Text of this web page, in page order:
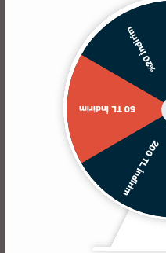
200 TL İndirim
50 TL İndirim
%20 İndirim
Boğa Burcu Erkeğine